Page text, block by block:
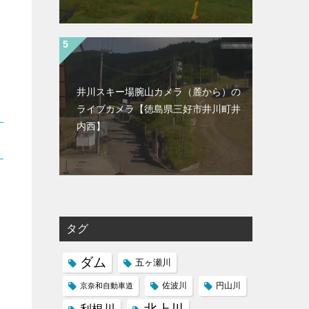
井川スキー場腕山カメラ（麓から）の
ライブカメラ【徳島県三好市井川町井
内西】
タグ
ダム 五ヶ瀬川
京奈和自動車道 佐波川 円山川